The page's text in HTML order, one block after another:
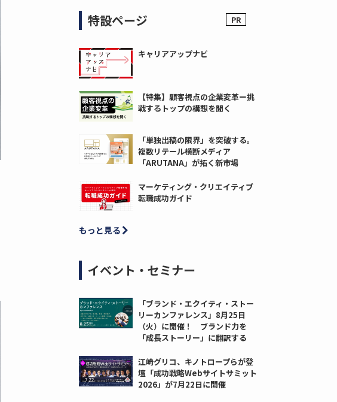
特設ページ
キャリアアップナビ
【特集】顧客視点の企業変革ー挑
戦するトップの構想を聞く
「単独出稿の限界」を突破する。
複数リテール横断メディア
「ARUTANA」が拓く新市場
マーケティング・クリエイティブ
転職成功ガイド
もっと見る
イベント・セミナー
「ブランド・エクイティ・ストー
リーカンファレンス」8月25日
（火）に開催！ ブランド力を
「成長ストーリー」に翻訳する
江崎グリコ、キノトロープらが登
壇「成功戦略Webサイトサミット
2026」が7月22日に開催